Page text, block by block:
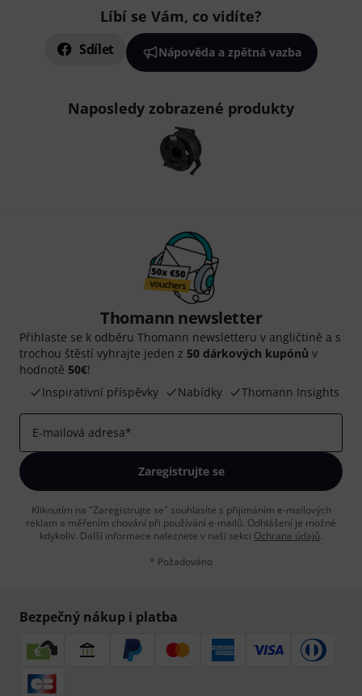
Líbí se Vám, co vidíte?
Sdílet Nápověda a zpětná vazba
Naposledy zobrazené produkty
Thomann newsletter
Přihlaste se k odběru Thomann newsletteru v angličtině a s
trochou štěstí vyhrajte jeden z 50 dárkových kupónů v
hodnotě 50€!
Inspirativní příspěvky
Nabídky Thomann Insights
E-mailová adresa*
Zaregistrujte se
Kliknutím na "Zaregistrujte se" souhlasíte s přijímáním e-mailových
reklam a měřením chování při používání e-mailů. Odhlášení je možné
kdykoliv. Další informace naleznete v naší sekci Ochrana údajů.
* Požadováno
Bezpečný nákup i platba